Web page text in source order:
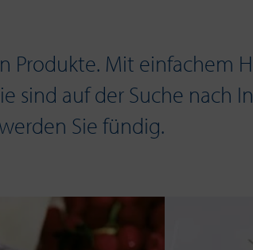
Produkte. Mit einfachem
sind auf der Suche nach
Sie fündig.